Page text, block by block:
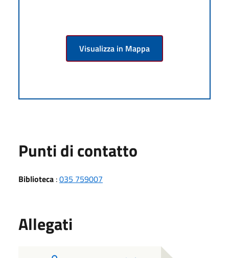
Visualizza in Mappa
Punti di contatto
Biblioteca :035 759007
Allegati